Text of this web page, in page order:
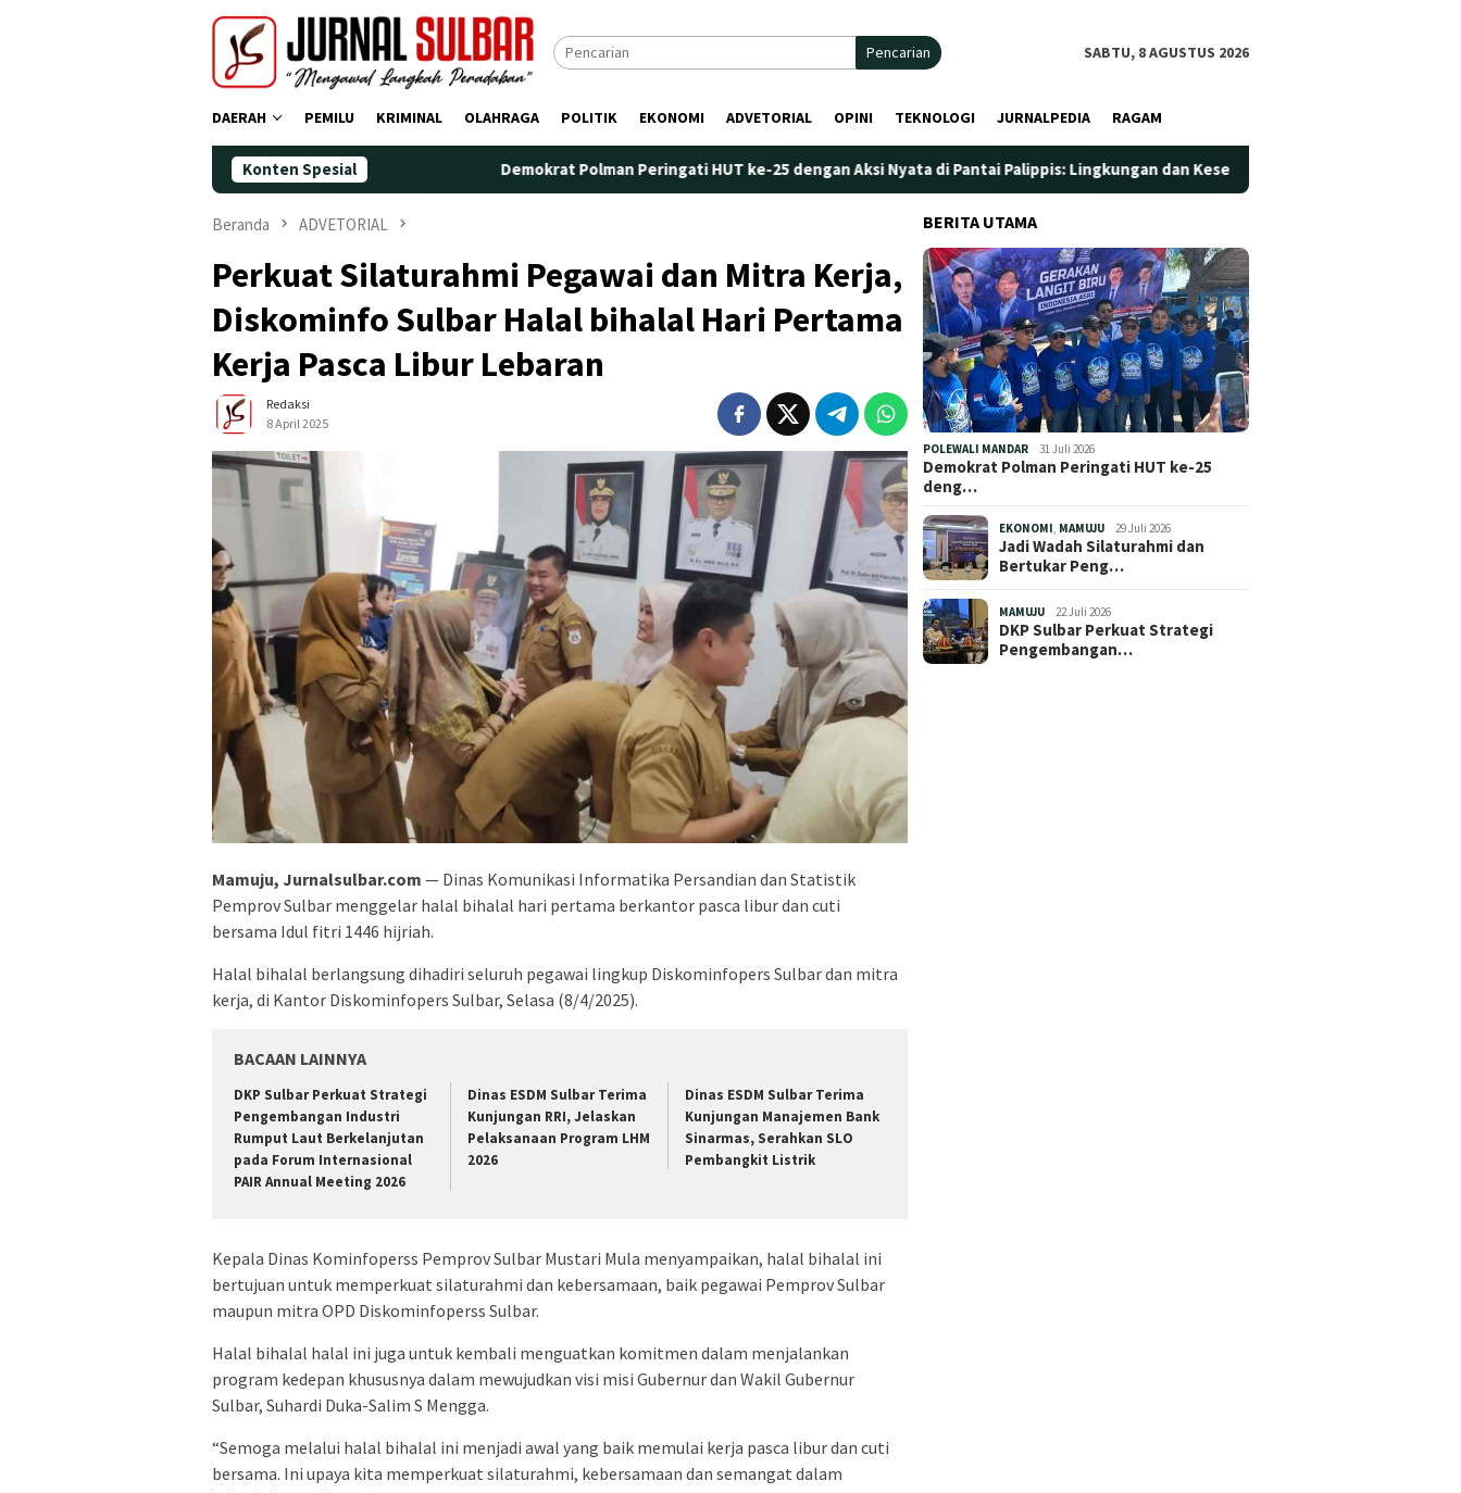
Pencarian SABTU, 8 AGUSTUS 2026
DAERAH PEMILU KRIMINAL OLAHRAGA POLITIK EKONOMI ADVETORIAL OPINI TEKNOLOGI JURNALPEDIA RAGAM
Konten Spesial Demokrat Polman Peringati HUT ke-25 dengan Aksi Nyata di Pantai Palippis: Lingkungan dan Kesehatan Jadi Prioritas
Beranda ADVETORIAL
Perkuat Silaturahmi Pegawai dan Mitra Kerja,
Diskominfo Sulbar Halal bihalal Hari Pertama
Kerja Pasca Libur Lebaran
Redaksi
8 April 2025
Mamuju, Jurnalsulbar.com — Dinas Komunikasi Informatika Persandian dan Statistik
Pemprov Sulbar menggelar halal bihalal hari pertama berkantor pasca libur dan cuti
bersama Idul fitri 1446 hijriah.
Halal bihalal berlangsung dihadiri seluruh pegawai lingkup Diskominfopers Sulbar dan mitra
kerja, di Kantor Diskominfopers Sulbar, Selasa (8/4/2025).
BACAAN LAINNYA
DKP Sulbar Perkuat Strategi
Pengembangan Industri
Rumput Laut Berkelanjutan
pada Forum Internasional
PAIR Annual Meeting 2026
Dinas ESDM Sulbar Terima
Kunjungan RRI, Jelaskan
Pelaksanaan Program LHM
2026
Dinas ESDM Sulbar Terima
Kunjungan Manajemen Bank
Sinarmas, Serahkan SLO
Pembangkit Listrik
Kepala Dinas Kominfoperss Pemprov Sulbar Mustari Mula menyampaikan, halal bihalal ini
bertujuan untuk memperkuat silaturahmi dan kebersamaan, baik pegawai Pemprov Sulbar
maupun mitra OPD Diskominfoperss Sulbar.
Halal bihalal halal ini juga untuk kembali menguatkan komitmen dalam menjalankan
program kedepan khususnya dalam mewujudkan visi misi Gubernur dan Wakil Gubernur
Sulbar, Suhardi Duka-Salim S Mengga.
“Semoga melalui halal bihalal ini menjadi awal yang baik memulai kerja pasca libur dan cuti
bersama. Ini upaya kita memperkuat silaturahmi, kebersamaan dan semangat dalam
BERITA UTAMA
POLEWALI MANDAR 31 Juli 2026
Demokrat Polman Peringati HUT ke-25
deng…
EKONOMI MAMUJU 29 Juli 2026
Jadi Wadah Silaturahmi dan
Bertukar Peng…
MAMUJU 22 Juli 2026
DKP Sulbar Perkuat Strategi
Pengembangan…